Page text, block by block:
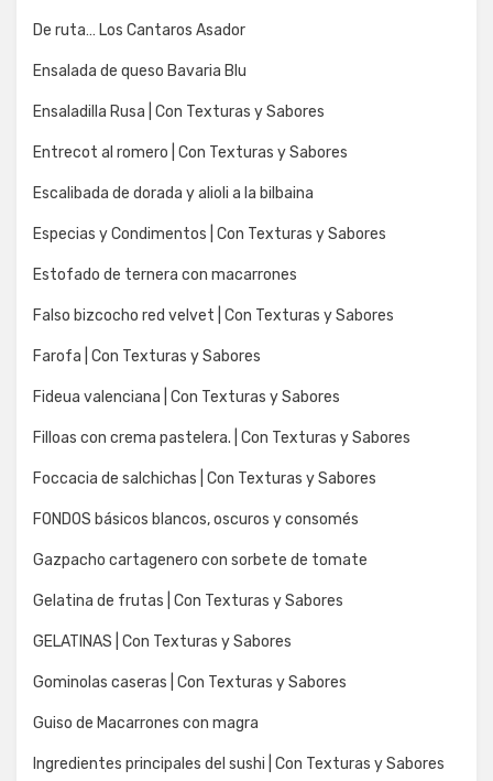
De ruta… Los Cantaros Asador
Ensalada de queso Bavaria Blu
Ensaladilla Rusa | Con Texturas y Sabores
Entrecot al romero | Con Texturas y Sabores
Escalibada de dorada y alioli a la bilbaina
Especias y Condimentos | Con Texturas y Sabores
Estofado de ternera con macarrones
Falso bizcocho red velvet | Con Texturas y Sabores
Farofa | Con Texturas y Sabores
Fideua valenciana | Con Texturas y Sabores
Filloas con crema pastelera. | Con Texturas y Sabores
Foccacia de salchichas | Con Texturas y Sabores
FONDOS básicos blancos, oscuros y consomés
Gazpacho cartagenero con sorbete de tomate
Gelatina de frutas | Con Texturas y Sabores
GELATINAS | Con Texturas y Sabores
Gominolas caseras | Con Texturas y Sabores
Guiso de Macarrones con magra
Ingredientes principales del sushi | Con Texturas y Sabores